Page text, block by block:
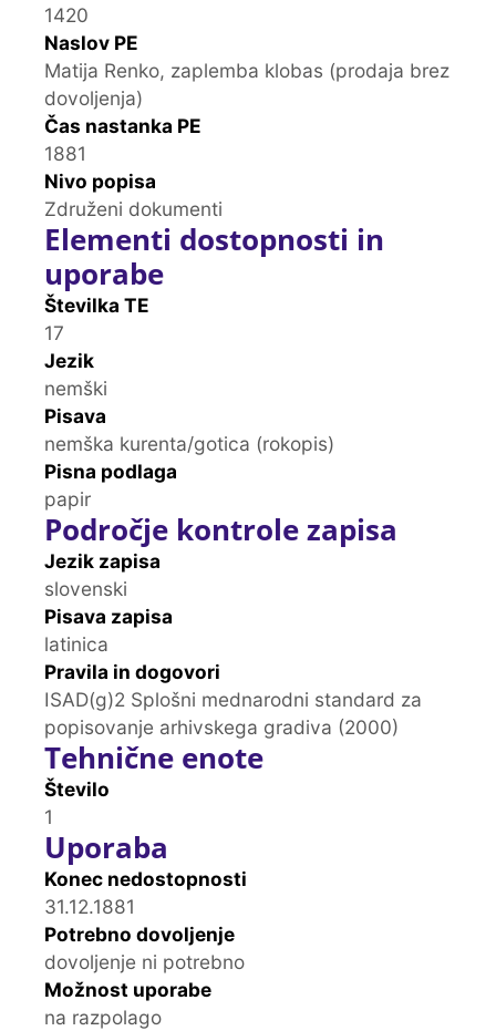
1420
Naslov PE
Matija Renko, zaplemba klobas (prodaja brez
dovoljenja)
Čas nastanka PE
1881
Nivo popisa
Združeni dokumenti
Elementi dostopnosti in
uporabe
Številka TE
17
Jezik
nemški
Pisava
nemška kurenta/gotica (rokopis)
Pisna podlaga
papir
Področje kontrole zapisa
Jezik zapisa
slovenski
Pisava zapisa
latinica
Pravila in dogovori
ISAD(g)2 Splošni mednarodni standard za
popisovanje arhivskega gradiva (2000)
Tehnične enote
Število
1
Uporaba
Konec nedostopnosti
31.12.1881
Potrebno dovoljenje
dovoljenje ni potrebno
Možnost uporabe
na razpolago